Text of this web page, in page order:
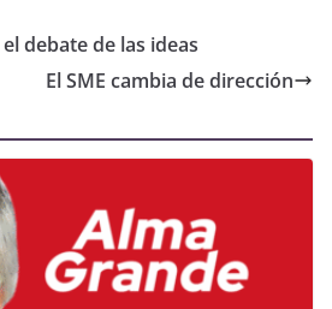
debate de las ideas
El SME cambia de dirección